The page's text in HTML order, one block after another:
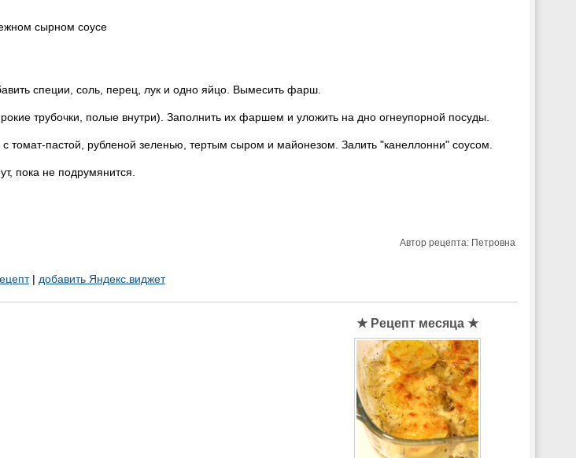
сырном соусе
специи, соль, перец, лук и одно яйцо. Вымесить фарш.
трубочки, полые внутри). Заполнить их фаршем и уложить на дно огнеупорной посуды.
с томат-пастой, рубленой зеленью, тертым сыром и майонезом. Залить "канеллонни" соусом.
пока не подрумянится.
Автор рецепта: Петровна
| добавить Яндекс.виджет
★ Рецепт месяца ★